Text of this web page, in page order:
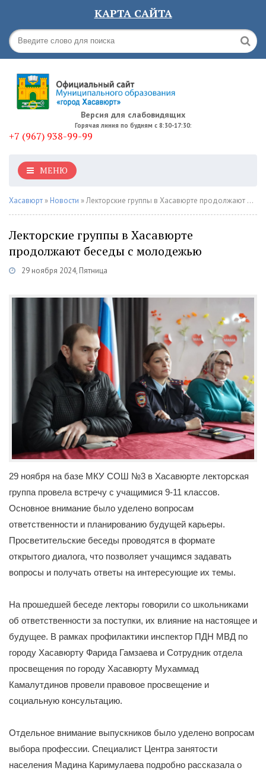
КАРТА САЙТА
Версия для слабовидящих
Горячая линия по будням с 8:30-17:30:
+7 (967) 938-99-99
МЕНЮ
Хасавюрт » Новости » Лекторские группы в Хасавюрте продолжают беседы с молодежью
Лекторские группы в Хасавюрте
продолжают беседы с молодежью
29 ноября 2024, Пятница
29 ноября на базе МКУ СОШ №3 в Хасавюрте лекторская
группа провела встречу с учащимися 9-11 классов.
Основное внимание было уделено вопросам
ответственности и планированию будущей карьеры.
Просветительские беседы проводятся в формате
открытого диалога, что позволяет учащимся задавать
вопросы и получать ответы на интересующие их темы.
На прошедшей беседе лекторы говорили со школьниками
об ответственности за поступки, их влияние на настоящее и
будущее. В рамках профилактики инспектор ПДН МВД по
городу Хасавюрту Фарида Гамзаева и Сотрудник отдела
просвещения по городу Хасавюрту Мухаммад
Камалутдинов провели правовое просвещение и
социальную консультацию.
Отдельное внимание выпускников было уделено вопросам
выбора профессии. Специалист Центра занятости
населения Мадина Каримулаева подробно рассказала о